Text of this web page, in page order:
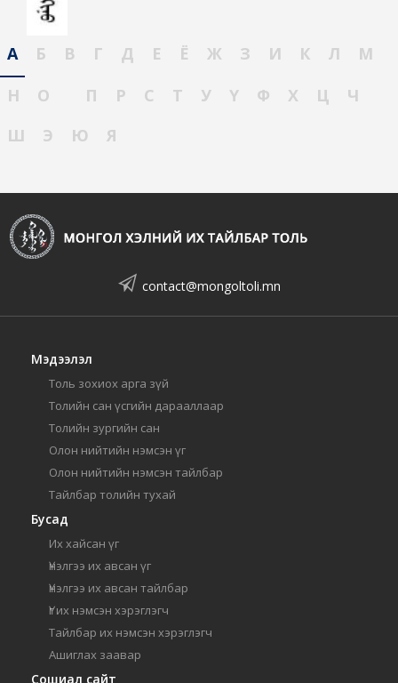
А Б В Г Д Е Ё Ж З И К Л
М
Н
О П Р С Т У Ү Ф Х Ц
Ч
Ш
Э Ю Я
contact@mongoltoli.mn
Мэдээлэл
Толь зохиох арга зүй
Толийн сан үсгийн дарааллаар
Толийн зургийн сан
Олон нийтийн нэмсэн үг
Олон нийтийн нэмсэн тайлбар
Тайлбар толийн тухай
Бусад
Их хайсан үг
Үнэлгээ их авсан үг
Үнэлгээ их авсан тайлбар
Үг их нэмсэн хэрэглэгч
Тайлбар их нэмсэн хэрэглэгч
Ашиглах заавар
Сошиал сайт